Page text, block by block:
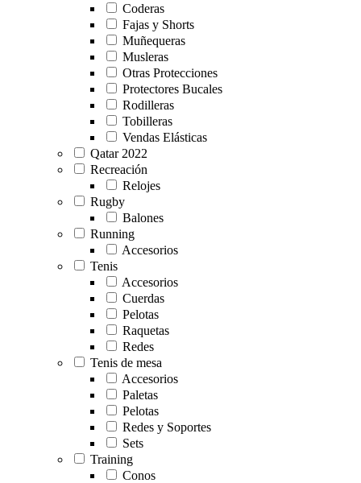
Coderas
Fajas y Shorts
Muñequeras
Musleras
Otras Protecciones
Protectores Bucales
Rodilleras
Tobilleras
Vendas Elásticas
Qatar 2022
Recreación
Relojes
Rugby
Balones
Running
Accesorios
Tenis
Accesorios
Cuerdas
Pelotas
Raquetas
Redes
Tenis de mesa
Accesorios
Paletas
Pelotas
Redes y Soportes
Sets
Training
Conos